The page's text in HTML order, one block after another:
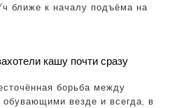
ближе к началу подъёма на
кашу почти сразу
борьба между
обувающими везде и всегда, в